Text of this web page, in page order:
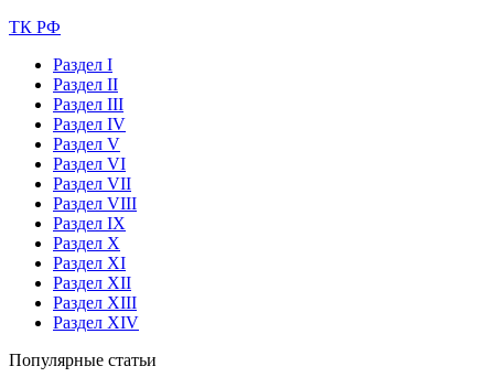
ТК РФ
Раздел I
Раздел II
Раздел III
Раздел IV
Раздел V
Раздел VI
Раздел VII
Раздел VIII
Раздел IX
Раздел X
Раздел XI
Раздел XII
Раздел XIII
Раздел XIV
Популярные статьи